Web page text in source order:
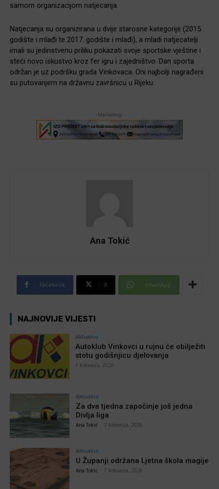
samom organizacijom natjecanja.
Natjecanja su organizirana u dvije starosne kategorije (2015.
godište i mlađi te 2017. godište i mlađi), a mladi natjecatelji
imali su jedinstvenu priliku pokazati svoje sportske vještine i
steći novo iskustvo kroz fer igru i zajedništvo. Dan sporta
održan je uz podršku grada Vinkovaca. Oni najbolji nagrađeni
su putovanjem na državnu završnicu u Rijeku.
-Marketing-
Ana Tokić
Facebook X WhatsApp
NAJNOVIJE VIJESTI
Aktualno
Autoklub Vinkovci u rujnu će obilježiti
stotu godišnjicu djelovanja
7 kolovoza, 2026
Aktualno
Za dva tjedna započinje još jedna
Divlja liga
Ana Tokić 7 kolovoza, 2026
Aktualno
U Županji održana Ljetna škola magije
Ana Tokić 7 kolovoza, 2026